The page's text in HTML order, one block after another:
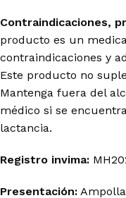
Contraindicaciones,
producto es un
contraindicaciones y
Este producto no
Mantenga fuera del
médico si se
lactancia.
Registro invima:
Presentación: Ampolla